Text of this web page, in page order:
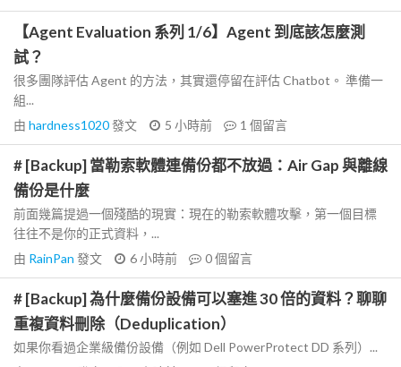
【Agent Evaluation 系列 1/6】Agent 到底該怎麼測
試？
很多團隊評估 Agent 的方法，其實還停留在評估 Chatbot。 準備一
組...
由 hardness1020發文 5 小時前 1 個留言
# [Backup] 當勒索軟體連備份都不放過：Air Gap 與離線
備份是什麼
前面幾篇提過一個殘酷的現實：現在的勒索軟體攻擊，第一個目標
往往不是你的正式資料，...
由 RainPan 發文 6 小時前 0個留言
# [Backup] 為什麼備份設備可以塞進 30 倍的資料？聊聊
重複資料刪除（Deduplication）
如果你看過企業級備份設備（例如 Dell PowerProtect DD 系列）...